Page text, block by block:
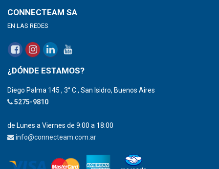
CONNECTEAM SA
EN LAS REDES
¿DÓNDE ESTAMOS?
Diego Palma 145 , 3° C , San Isidro, Buenos Aires
5275-9810
de Lunes a Viernes de 9:00 a 18:00
info@connecteam.com.ar